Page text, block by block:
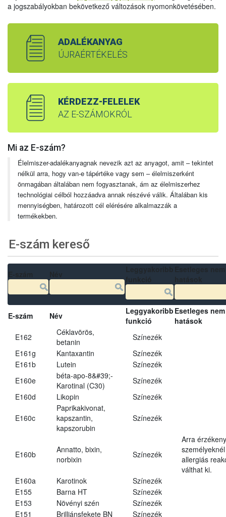
a jogszabályokban bekövetkező változások nyomonkövetésében.
ADALÉKANYAG
ÚJRAÉRTÉKELÉS
KÉRDEZZ-FELELEK
AZ E-SZÁMOKRÓL
Mi az E-szám?
Élelmiszer-adalékanyagnak nevezik azt az anyagot, amit – tekintet
nélkül arra, hogy van-e tápértéke vagy sem – élelmiszerként
önmagában általában nem fogyasztanak, ám az élelmiszerhez
technológiai célból hozzáadva annak részévé válik. Általában kis
mennyiségben, határozott cél elérésére alkalmazzák a
termékekben.
E-szám kereső
E-szám Név
Leggyakoribb
funkció
Esetleges
hatások
E162
Céklavörös,
betanin
Színezék
E161g
Kantaxantin
Színezék
E161b
Lutein
Színezék
E160e
béta-apo-8&#39;-
Karotinal (C30)
Színezék
E160d
Likopin Színezék
E160c
Paprikakivonat,
kapszantin,
kapszorubin
Színezék
E160b
Annatto, bixin,
norbixin
Színezék
Arra érzékeny
személyeknél
allergiás
válthat ki.
E160a
Karotinok
Színezék
E155
Barna HT
Színezék
E153
Növényi szén
Színezék
E151
Brilliánsfekete BN Színezék